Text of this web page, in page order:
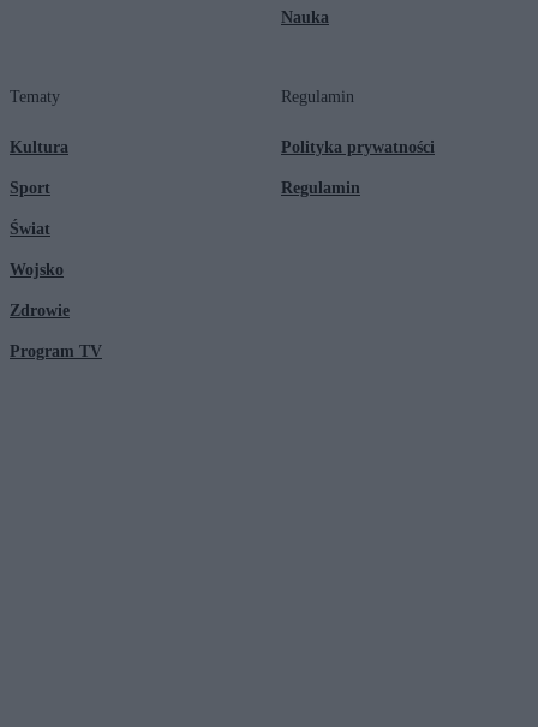
Nauka
Tematy
Kultura
Sport
Świat
Wojsko
Zdrowie
Program TV
Regulamin
Polityka prywatności
Regulamin